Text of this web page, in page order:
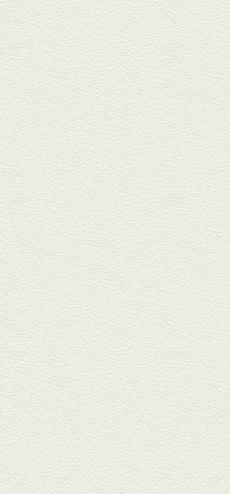
2025年5月23日放送
明太もちチーズもんじゃ
銀座中通りで深夜３時まで営業
している「もんじゃ焼きかめの
や」...
2025年5月2日放送
ミックス水餃子＆麻婆豆
腐
新水前寺駅そばの人気店「中華
料理 福来亭」へ。「しろ」ロッ
ク...
2025年4月11日放送
きびなごの塩焼き＆黒豚
しゃぶしゃぶ
春の[熊本屋台村]で昼飲みの刻。
[かごっま屋台 黒で乾杯]で「銀...
2025年3月21日放送
薩摩赤鶏のころころ焼き
＆カツオの藁焼き
三年坂通りのビル２階「焼鳥こ
ろころ」はオシャレな店構えで
炭火...
2025年2月28日放送
踊る車海老＆あか牛串 ウ
ニとキャビア乗せ
ホテル日航熊本の裏、創作串揚
げの新たな店「串ハル」へ「銀
しろ...
2025年2月7日放送
マグロのレアカツ＆合鴨
とカブのゆず煮
酒場通りの「料理屋じぃ」で昼
飲みの刻。「しろ」お湯割で店
主ご...
2025年1月17日放送
燻製ポーク＆特製和風石
焼おこげ
北区の飛田バイパスで人気の創
作家庭料理の店「ソラクル」
へ。「...
2024年12月27日放送
バーニャカウダ＆焼き鳥